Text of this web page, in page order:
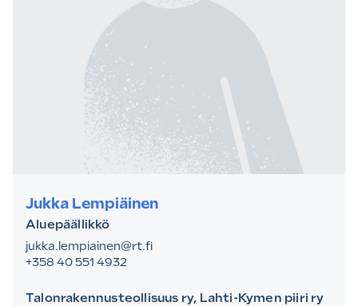
Jukka Lempiäinen
Aluepäällikkö
jukka.lempiainen@rt.fi
+358 40 551 4932
Talonrakennusteollisuus ry, Lahti-Kymen piiri ry